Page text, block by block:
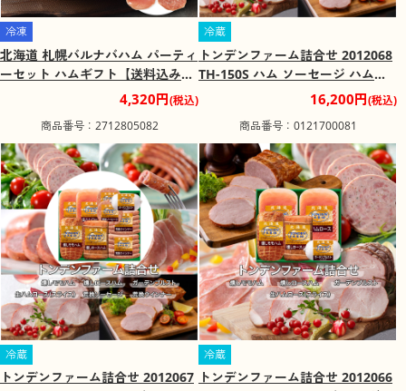
冷凍
北海道 札幌バルナバハム パーティ
ーセット ハムギフト【送料込み】
【二重包装不可】【お届け不可地
4,320円(税込)
商品番号：2712805082
冷蔵
トンデンファーム詰合せ 2012068
TH-150S ハム ソーセージ ハムギ
フト【送料込み】【二重包装不
可】【お届け不可地域：沖縄・離
16,200円(税込)
商品番号：0121700081
冷蔵
トンデンファーム詰合せ 2012067
冷蔵
トンデンファーム詰合せ 2012066